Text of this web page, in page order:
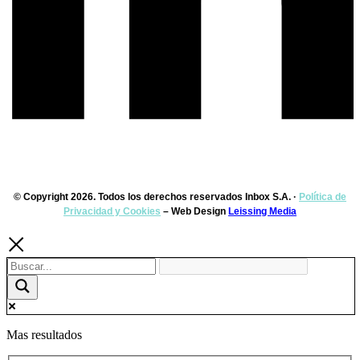
© Copyright 2026. Todos los derechos reservados Inbox S.A. · Política de
Privacidad y Cookies – Web Design Leissing Media
Mas resultados